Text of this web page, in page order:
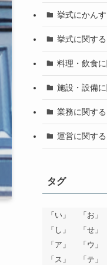
挙式にかん
挙式に関する
料理・飲食
施設・設備
業務に関する
運営に関する
タグ
「い」 「お」
「し」
「せ」
「ア」
「ウ」
「ス」
「テ」